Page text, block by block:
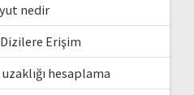
nedir
Erişim
hesaplama